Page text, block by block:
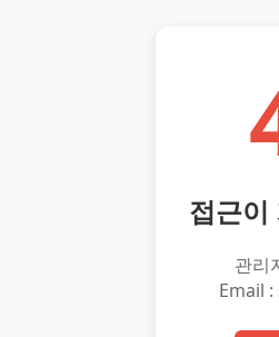
접근이
관리
Email